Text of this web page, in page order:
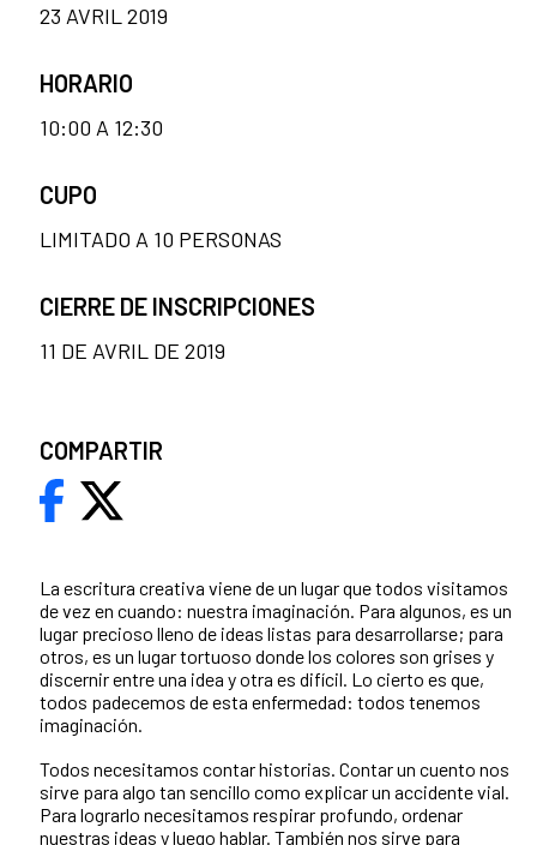
La escritura creativa viene de un lugar que todos visitamos
de vez en cuando: nuestra imaginación. Para algunos, es un
lugar precioso lleno de ideas listas para desarrollarse; para
otros, es un lugar tortuoso donde los colores son grises y
discernir entre una idea y otra es difícil. Lo cierto es que,
todos padecemos de esta enfermedad: todos tenemos
imaginación.
Todos necesitamos contar historias. Contar un cuento nos
sirve para algo tan sencillo como explicar un accidente vial.
Para lograrlo necesitamos respirar profundo, ordenar
nuestras ideas y luego hablar. También nos sirve para
23 AVRIL 2019
HORARIO
10:00 A 12:30
CUPO
LIMITADO A 10 PERSONAS
CIERRE DE INSCRIPCIONES
11 DE AVRIL DE 2019
COMPARTIR